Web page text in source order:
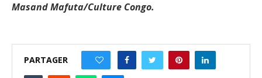
Masand Mafuta/Culture Congo.
PARTAGER